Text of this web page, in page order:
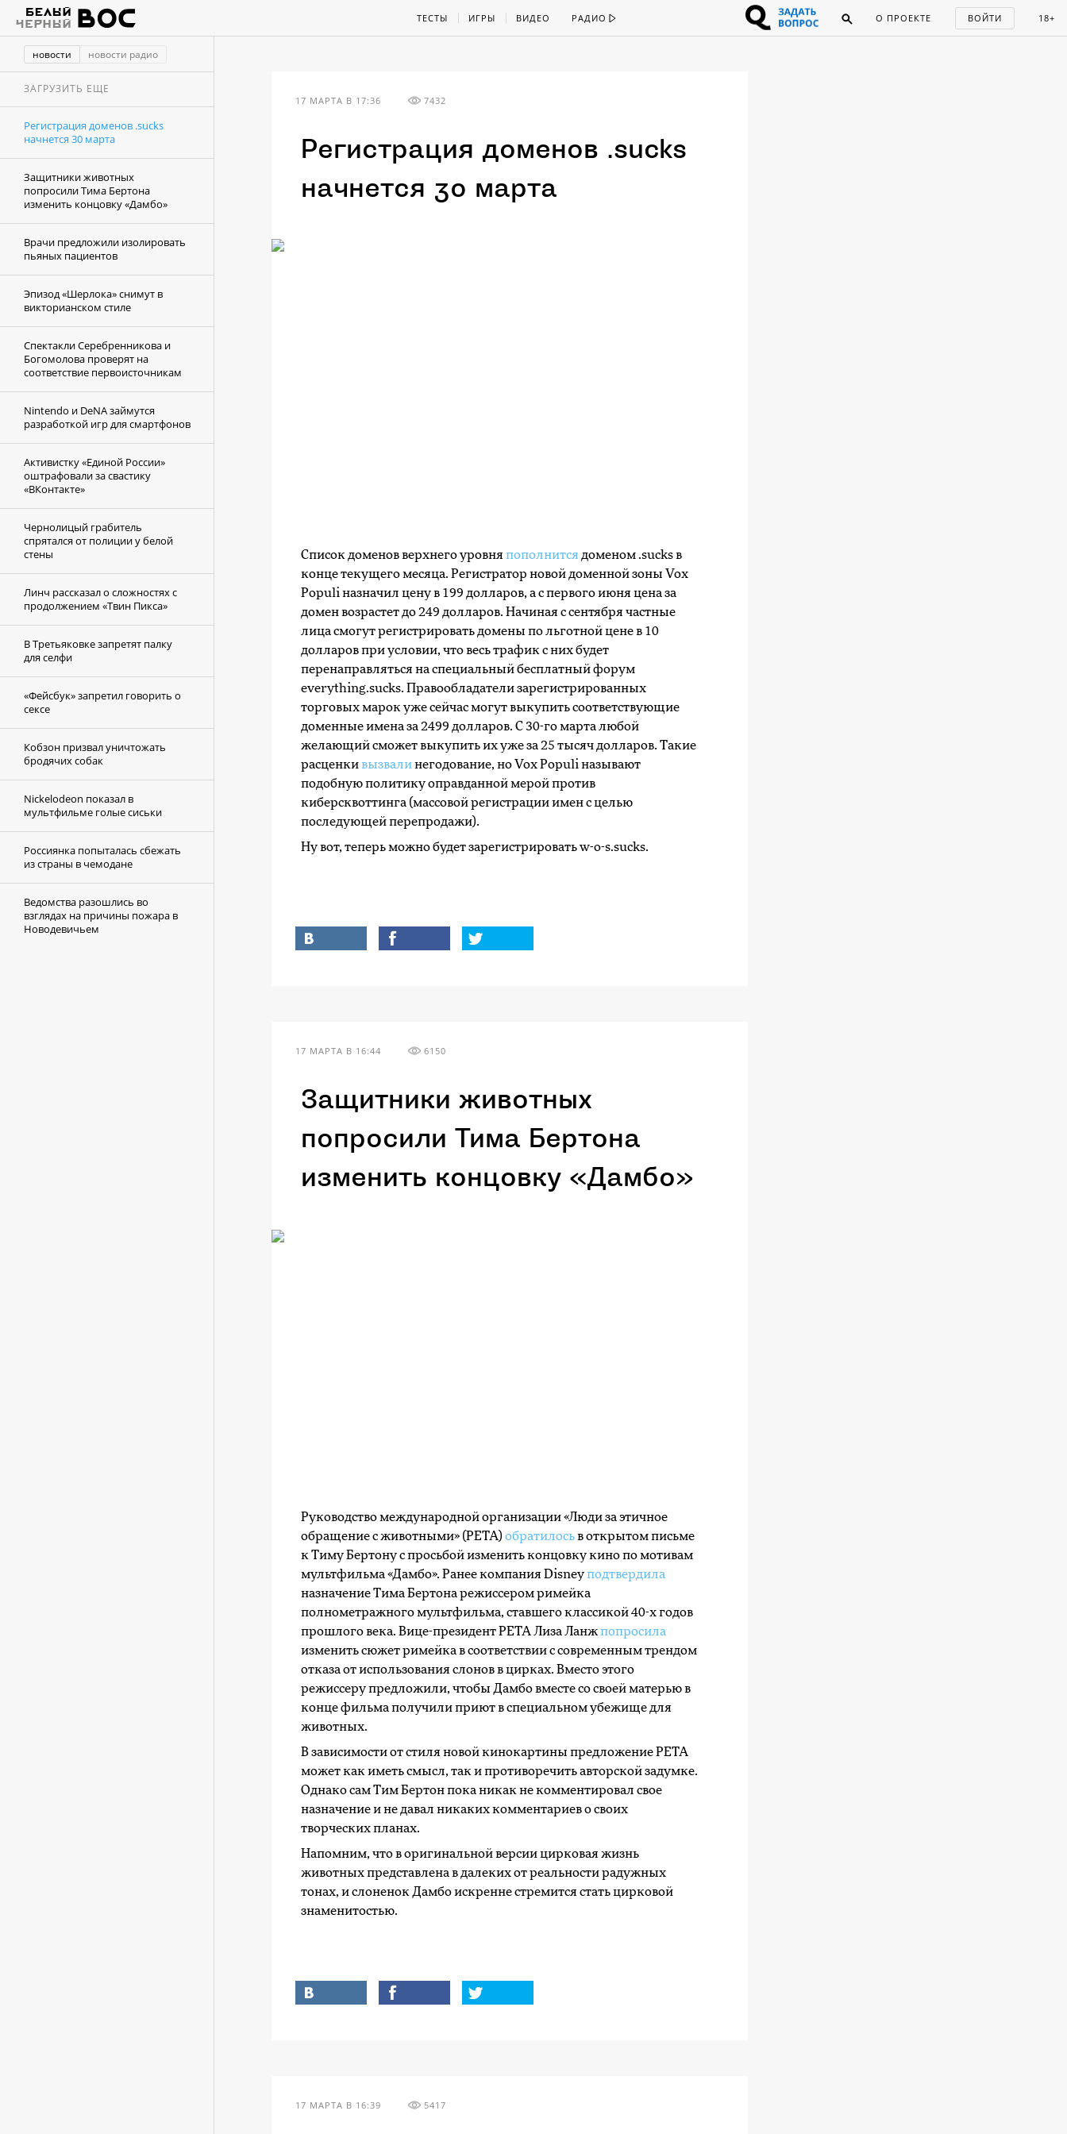
ТЕСТЫ ИГРЫ ВИДЕО РАДИО О ПРОЕКТЕ ВОЙТИ 18+
новости новости радио
ЗАГРУЗИТЬ ЕЩЕ
Регистрация доменов .sucks
начнется 30 марта
Защитники животных
попросили Тима Бертона
изменить концовку «Дамбо»
Врачи предложили изолировать
пьяных пациентов
Эпизод «Шерлока» снимут в
викторианском стиле
Спектакли Серебренникова и
Богомолова проверят на
соответствие первоисточникам
Nintendo и DeNA займутся
разработкой игр для смартфонов
Активистку «Единой России»
оштрафовали за свастику
«ВКонтакте»
Чернолицый грабитель
спрятался от полиции у белой
стены
Линч рассказал о сложностях с
продолжением «Твин Пикса»
В Третьяковке запретят палку
для селфи
«Фейсбук» запретил говорить о
сексе
Кобзон призвал уничтожать
бродячих собак
Nickelodeon показал в
мультфильме голые сиськи
Россиянка попыталась сбежать
из страны в чемодане
Ведомства разошлись во
взглядах на причины пожара в
Новодевичьем
17 МАРТА В 17:36 7432
Регистрация доменов .sucks
начнется 30 марта
Список доменов верхнего уровняпополнится доменом .sucks в
конце текущего месяца. Регистратор новой доменной зоны Vox
Populi назначил цену в 199 долларов, а с первого июня цена за
домен возрастет до 249 долларов. Начиная с сентября частные
лица смогут регистрировать домены по льготной цене в 10
долларов при условии, что весь трафик с них будет
перенаправляться на специальный бесплатный форум
everything.sucks. Правообладатели зарегистрированных
торговых марок уже сейчас могут выкупить соответствующие
доменные имена за 2499 долларов. С 30-го марта любой
желающий сможет выкупить их уже за 25 тысяч долларов. Такие
расценкивызвалинегодование, но Vox Populi называют
подобную политику оправданной мерой против
киберсквоттинга (массовой регистрации имен с целью
последующей перепродажи).
Ну вот, теперь можно будет зарегистрировать w-o-s.sucks.
17 МАРТА В 16:44 6150
Защитники животных
попросили Тима Бертона
изменить концовку «Дамбо»
Руководство международной организации «Люди за этичное
обращение с животными» (PETA) обратилосьв открытом письме
к Тиму Бертону с просьбой изменить концовку кино по мотивам
мультфильма «Дамбо». Ранее компания Disneyподтвердила
назначение Тима Бертона режиссером римейка
полнометражного мультфильма, ставшего классикой 40-х годов
прошлого века. Вице-президент PETA Лиза Ланжпопросила
изменить сюжет римейка в соответствии с современным трендом
отказа от использования слонов в цирках. Вместо этого
режиссеру предложили, чтобы Дамбо вместе со своей матерью в
конце фильма получили приют в специальном убежище для
животных.
В зависимости от стиля новой кинокартины предложение PETA
может как иметь смысл, так и противоречить авторской задумке.
Однако сам Тим Бертон пока никак не комментировал свое
назначение и не давал никаких комментариев о своих
творческих планах.
Напомним, что в оригинальной версии цирковая жизнь
животных представлена в далеких от реальности радужных
тонах, и слоненок Дамбо искренне стремится стать цирковой
знаменитостью.
17 МАРТА В 16:39 5417